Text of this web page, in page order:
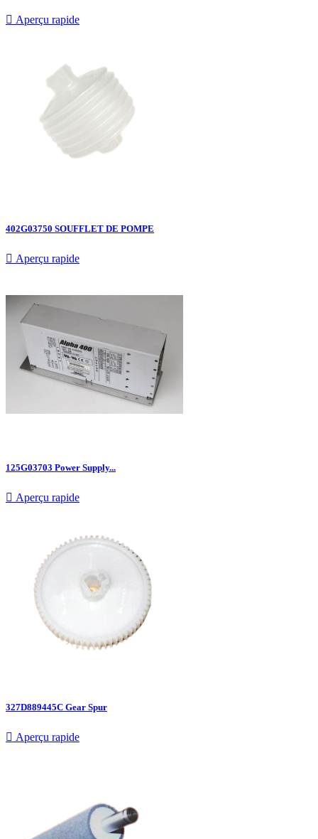
 Aperçu rapide
402G03750 SOUFFLET DE POMPE
 Aperçu rapide
125G03703 Power Supply...
 Aperçu rapide
327D889445C Gear Spur
 Aperçu rapide